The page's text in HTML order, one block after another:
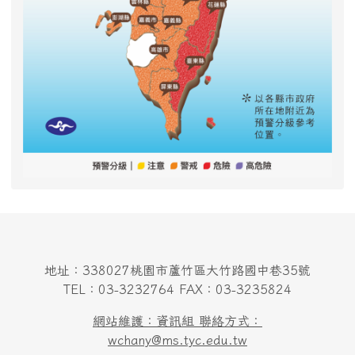
地址：338027桃園市蘆竹區大竹路國中巷35號
TEL：03-3232764 FAX：03-3235824
網站維護：資訊組 聯絡方式：
wchany@ms.tyc.edu.tw